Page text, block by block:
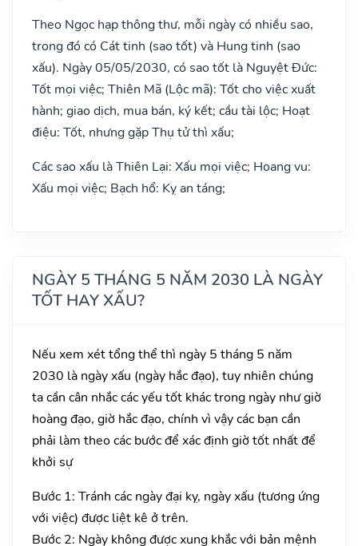
Theo Ngọc hạp thông thư, mỗi ngày có nhiều sao,
trong đó có Cát tinh (sao tốt) và Hung tinh (sao
xấu). Ngày 05/05/2030, có sao tốt là Nguyệt Đức:
Tốt mọi việc; Thiên Mã (Lộc mã): Tốt cho việc xuất
hành; giao dịch, mua bán, ký kết; cầu tài lộc; Hoạt
điệu: Tốt, nhưng gặp Thụ tử thì xấu;
Các sao xấu là Thiên Lại: Xấu mọi việc; Hoang vu:
Xấu mọi việc; Bạch hổ: Kỵ an táng;
NGÀY 5 THÁNG 5 NĂM 2030 LÀ NGÀY
TỐT HAY XẤU?
Nếu xem xét tổng thể thì ngày 5 tháng 5 năm
2030 là ngày xấu (ngày hắc đạo), tuy nhiên chúng
ta cần cân nhắc các yếu tốt khác trong ngày như giờ
hoàng đạo, giờ hắc đạo, chính vì vậy các bạn cần
phải làm theo các bước để xác định giờ tốt nhất để
khởi sự
Bước 1: Tránh các ngày đại kỵ, ngày xấu (tương ứng
với việc) được liệt kê ở trên.
Bước 2: Ngày không được xung khắc với bản mệnh